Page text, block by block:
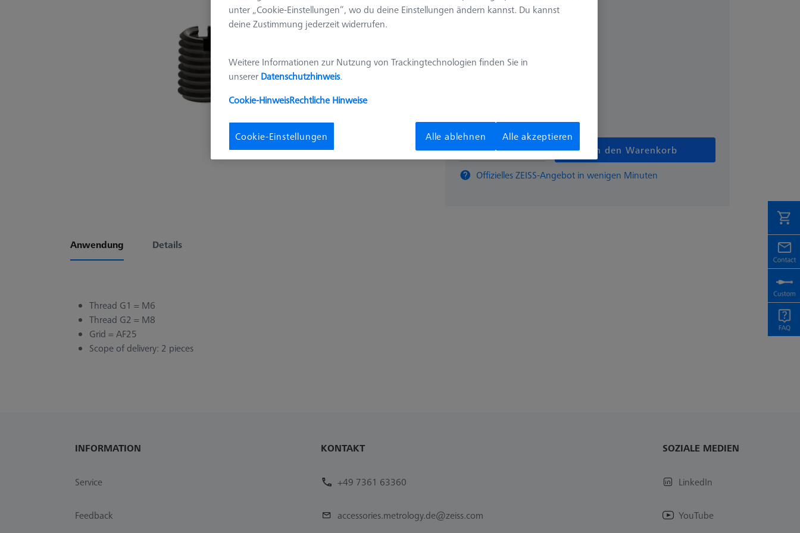
626109-9610-064
16,00 €
Stk
In den Warenkorb
Offizielles ZEISS-Angebot in wenigen Minuten
Anwendung Details
Thread G1 = M6
Thread G2 = M8
Grid = AF25
Scope of delivery: 2 pieces
INFORMATION
Service
Feedback
KONTAKT
+49 7361 63360
accessories.metrology.de@zeiss.com
SOZIALE MEDIEN
LinkedIn
YouTube
unter „Cookie-Einstellungen“, wo du deine Einstellungen ändern kannst. Du kannst
deine Zustimmung jederzeit widerrufen.
Weitere Informationen zur Nutzung von Trackingtechnologien finden Sie in
unserer Datenschutzhinweis.
Cookie-HinweisRechtliche Hinweise
Cookie-Einstellungen Alle ablehnen Alle akzeptieren